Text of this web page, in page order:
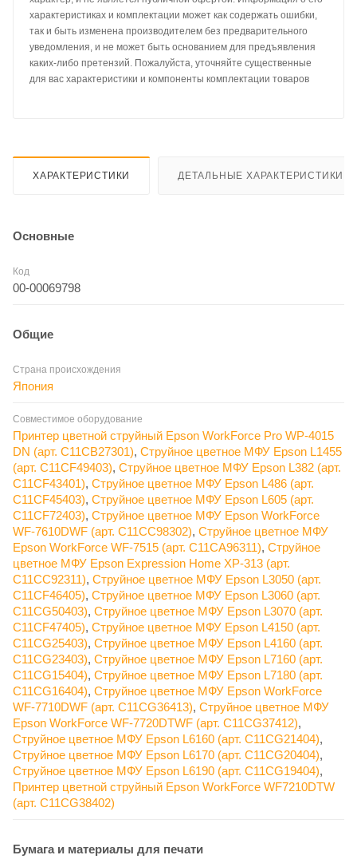
характеристиках и комплектации может как содержать ошибки,
так и быть изменена производителем без предварительного
уведомления, и не может быть основанием для предъявления
каких-либо претензий. Пожалуйста, уточняйте существенные
для вас характеристики и компоненты комплектации товаров
ХАРАКТЕРИСТИКИ ДЕТАЛЬНЫЕ ХАРАКТЕРИСТИКИ
Основные
Код
00-00069798
Общие
Страна происхождения
Япония
Совместимое оборудование
Принтер цветной струйный Epson WorkForce Pro WP-4015
DN (арт. C11CB27301), Струйное цветное МФУ Epson L1455
(арт. C11CF49403), Струйное цветное МФУ Epson L382 (арт.
C11CF43401), Струйное цветное МФУ Epson L486 (арт.
C11CF45403), Струйное цветное МФУ Epson L605 (арт.
C11CF72403), Струйное цветное МФУ Epson WorkForce
WF-7610DWF (арт. C11CC98302), Струйное цветное МФУ
Epson WorkForce WF-7515 (арт. C11CA96311), Струйное
цветное МФУ Epson Expression Home XP-313 (арт.
C11CC92311), Струйное цветное МФУ Epson L3050 (арт.
C11CF46405), Струйное цветное МФУ Epson L3060 (арт.
C11CG50403), Струйное цветное МФУ Epson L3070 (арт.
C11CF47405), Струйное цветное МФУ Epson L4150 (арт.
C11CG25403), Струйное цветное МФУ Epson L4160 (арт.
C11CG23403), Струйное цветное МФУ Epson L7160 (арт.
C11CG15404), Струйное цветное МФУ Epson L7180 (арт.
C11CG16404), Струйное цветное МФУ Epson WorkForce
WF-7710DWF (арт. C11CG36413), Струйное цветное МФУ
Epson WorkForce WF-7720DTWF (арт. C11CG37412),
Струйное цветное МФУ Epson L6160 (арт. C11CG21404),
Струйное цветное МФУ Epson L6170 (арт. C11CG20404),
Струйное цветное МФУ Epson L6190 (арт. C11CG19404),
Принтер цветной струйный Epson WorkForce WF7210DTW
(арт. C11CG38402)
Бумага и материалы для печати